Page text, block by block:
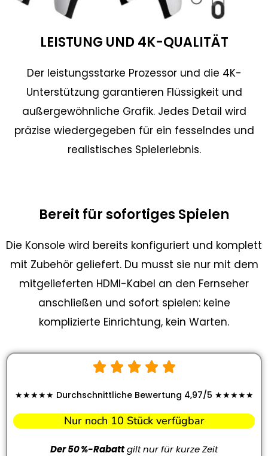
LEISTUNG UND 4K-QUALITÄT
Der leistungsstarke Prozessor und die 4K-
Unterstützung garantieren Flüssigkeit und
außergewöhnliche Grafik. Jedes Detail wird
präzise wiedergegeben für ein fesselndes und
realistisches Spielerlebnis.
Bereit für sofortiges Spielen
Die Konsole wird bereits konfiguriert und komplett
mit Zubehör geliefert. Du musst sie nur mit dem
mitgelieferten HDMI-Kabel an den Fernseher
anschließen und sofort spielen: keine
komplizierte Einrichtung, kein Warten.
★★★★★ Durchschnittliche Bewertung 4,97/5 ★★★★★
Nur noch 10 Stück verfügbar
Der 50 %-Rabattgilt nur für kurze Zeit